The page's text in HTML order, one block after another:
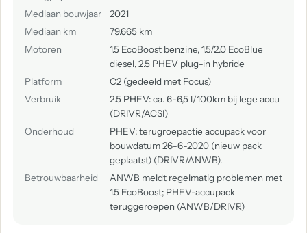
Mediaan bouwjaar
2021
Mediaan km
79.665 km
Motoren
1.5 EcoBoost benzine, 1.5/2.0 EcoBlue
diesel, 2.5 PHEV plug-in hybride
Platform
C2 (gedeeld met Focus)
Verbruik
2.5 PHEV: ca. 6-6,5 l/100km bij lege accu
(DRIVR/ACSI)
Onderhoud
PHEV: terugroepactie accupack voor
bouwdatum 26-6-2020 (nieuw pack
geplaatst) (DRIVR/ANWB).
Betrouwbaarheid
ANWB meldt regelmatig problemen met
1.5 EcoBoost; PHEV-accupack
teruggeroepen (ANWB/DRIVR)